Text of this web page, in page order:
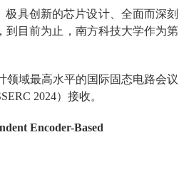
具创新的芯片设计、全面而深刻
到目前为止，南方科技大学作为第
领域最高水平的国际固态电路会议
2024）接收。
Encoder-Based